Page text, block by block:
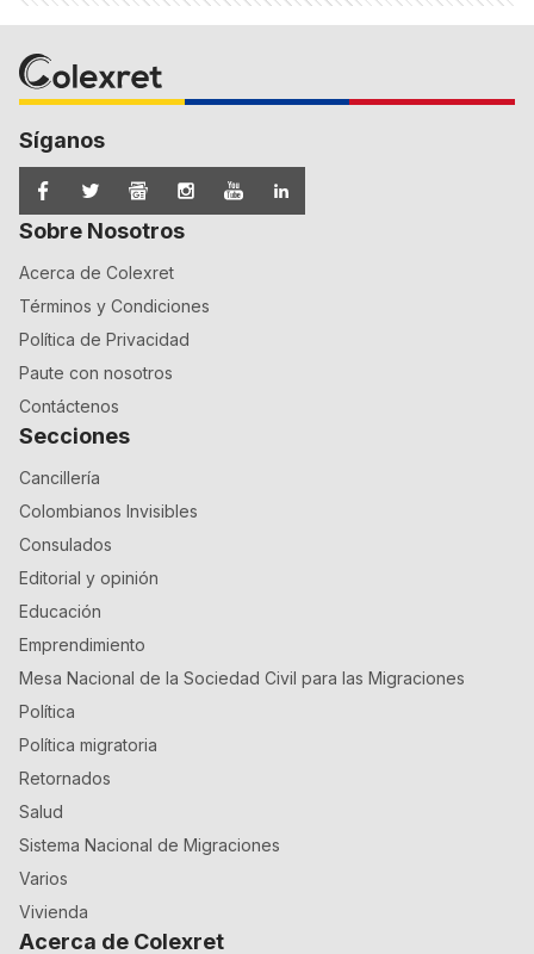
Síganos
Sobre Nosotros
Acerca de Colexret
Términos y Condiciones
Política de Privacidad
Paute con nosotros
Contáctenos
Secciones
Cancillería
Colombianos Invisibles
Consulados
Editorial y opinión
Educación
Emprendimiento
Mesa Nacional de la Sociedad Civil para las Migraciones
Política
Política migratoria
Retornados
Salud
Sistema Nacional de Migraciones
Varios
Vivienda
Acerca de Colexret